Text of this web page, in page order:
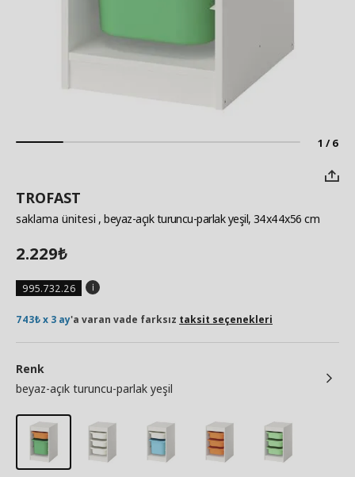
1 / 6
TROFAST
saklama ünitesi , beyaz-açık turuncu-parlak yeşil, 34x44x56 cm
2.229₺
995.732.26
743₺ x 3 ay'a varan vade farksız taksit seçenekleri
Renk
beyaz-açık turuncu-parlak yeşil